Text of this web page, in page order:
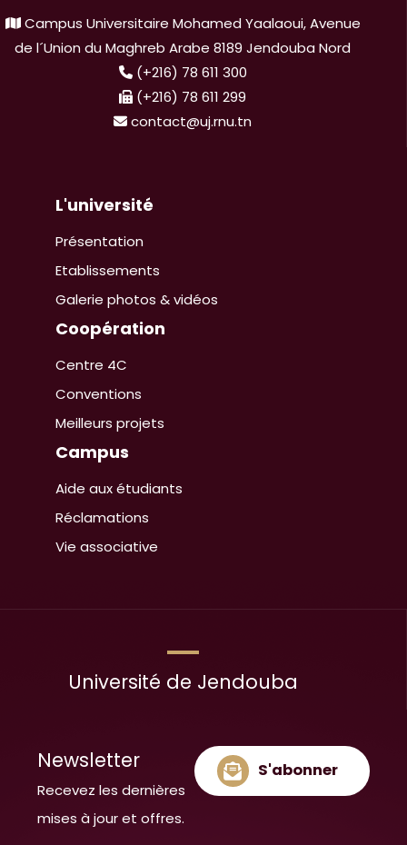
Campus Universitaire Mohamed Yaalaoui, Avenue
de l´Union du Maghreb Arabe 8189 Jendouba Nord
(+216) 78 611 300
(+216) 78 611 299
contact@uj.rnu.tn
L'université
Présentation
Etablissements
Galerie photos & vidéos
Coopération
Centre 4C
Conventions
Meilleurs projets
Campus
Aide aux étudiants
Réclamations
Vie associative
Université de Jendouba
Newsletter
Recevez les dernières
mises à jour et offres.
S'abonner